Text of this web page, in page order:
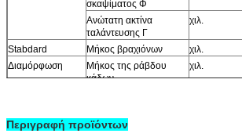
σκαψίματος Φ
Ανώτατη ακτίνα
ταλάντευσης Γ
χιλ.
Stabdard Μήκος βραχιόνων χιλ.
Διαμόρφωση
Μήκος της ράβδου
κάδων
χιλ.
Περιγραφή προϊόντων